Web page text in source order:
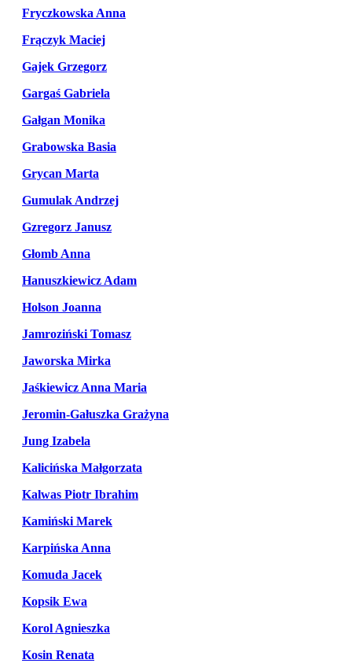
Fryczkowska Anna
Frączyk Maciej
Gajek Grzegorz
Gargaś Gabriela
Gałgan Monika
Grabowska Basia
Grycan Marta
Gumulak Andrzej
Gzregorz Janusz
Głomb Anna
Hanuszkiewicz Adam
Holson Joanna
Jamroziński Tomasz
Jaworska Mirka
Jaśkiewicz Anna Maria
Jeromin-Gałuszka Grażyna
Jung Izabela
Kalicińska Małgorzata
Kalwas Piotr Ibrahim
Kamiński Marek
Karpińska Anna
Komuda Jacek
Kopsik Ewa
Korol Agnieszka
Kosin Renata